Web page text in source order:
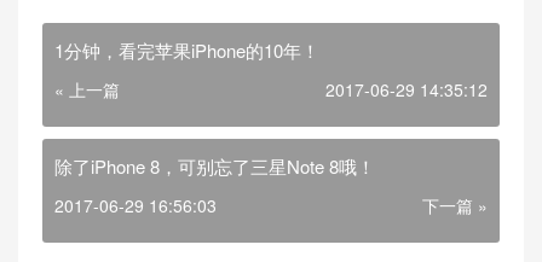
1分钟，看完苹果iPhone的10年！
« 上一篇 2017-06-29 14:35:12
除了iPhone 8，可别忘了三星Note 8哦！
2017-06-29 16:56:03 下一篇 »